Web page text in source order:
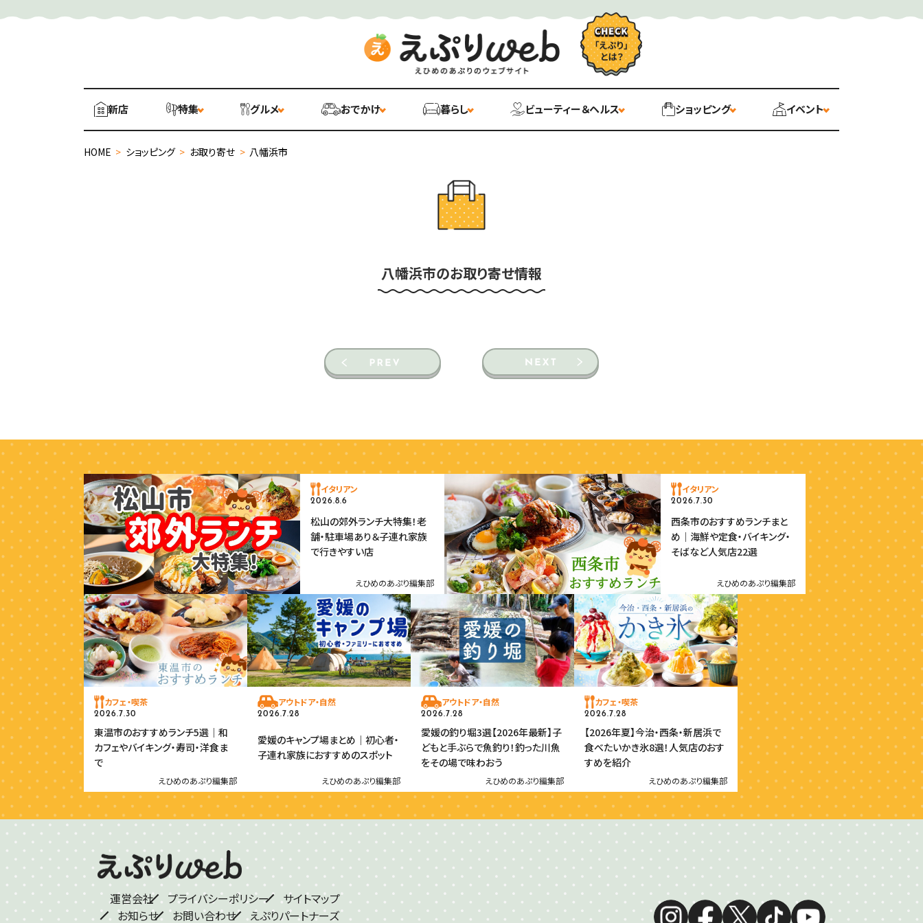
新店 特集 グルメ おでかけ 暮らし ビューティー＆ヘルス ショッピング イベント
HOME > ショッピング > お取り寄せ > 八幡浜市
八幡浜市のお取り寄せ情報
イタリアン
2026.8.6
松山の郊外ランチ大特集！老
舗・駐車場あり＆子連れ家族
で行きやすい店
えひめのあぷり編集部
イタリアン
2026.7.30
西条市のおすすめランチまと
め｜海鮮や定食・バイキング・
そばなど人気店22選
えひめのあぷり編集部
カフェ・喫茶
2026.7.30
東温市のおすすめランチ5選｜和
カフェやバイキング・寿司・洋食ま
で
えひめのあぷり編集部
アウトドア・自然
2026.7.28
愛媛のキャンプ場まとめ｜初心者・
子連れ家族におすすめのスポット
えひめのあぷり編集部
アウトドア・自然
2026.7.28
愛媛の釣り堀3選【2026年最新】子
どもと手ぶらで魚釣り！釣った川魚
をその場で味わおう
えひめのあぷり編集部
カフェ・喫茶
2026.7.28
【2026年夏】今治・西条・新居浜で
食べたいかき氷8選！人気店のおす
すめを紹介
えひめのあぷり編集部
運営会社 プライバシーポリシー
サイトマップ
お知らせ
お問い合わせ えぷりパートナーズ